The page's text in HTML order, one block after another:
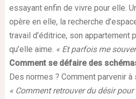
essayant enfin de vivre pour elle.
opère en elle, la recherche
travail d’éditrice, son appartement
qu’elle aime. « Et parfois me
Comment se défaire des
Des normes ? Comment parvenir
« Comment retrouver du désir